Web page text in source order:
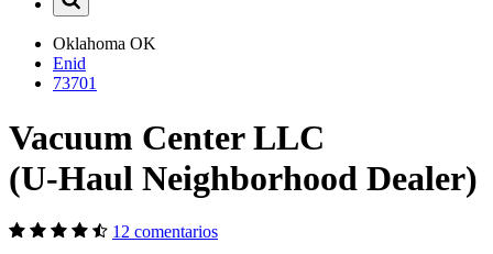
Oklahoma OK
Enid
73701
Vacuum Center LLC
(U-Haul Neighborhood Dealer)
12 comentarios